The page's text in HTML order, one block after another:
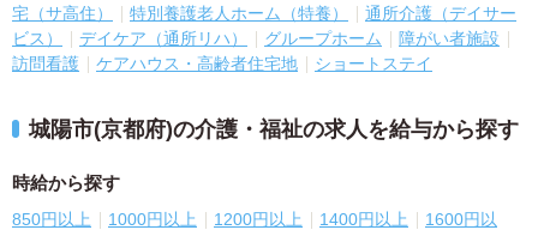
宅（サ高住）
特別養護老人ホーム（特養）
通所介護（デイサー
ビス）
デイケア（通所リハ） グループホーム
障がい者施設
訪問看護
ケアハウス・高齢者住宅地 ショートステイ
城陽市(京都府)の介護・福祉の求人を給与から探す
時給から探す
850円以上 1000円以上 1200円以上 1400円以上 1600円以